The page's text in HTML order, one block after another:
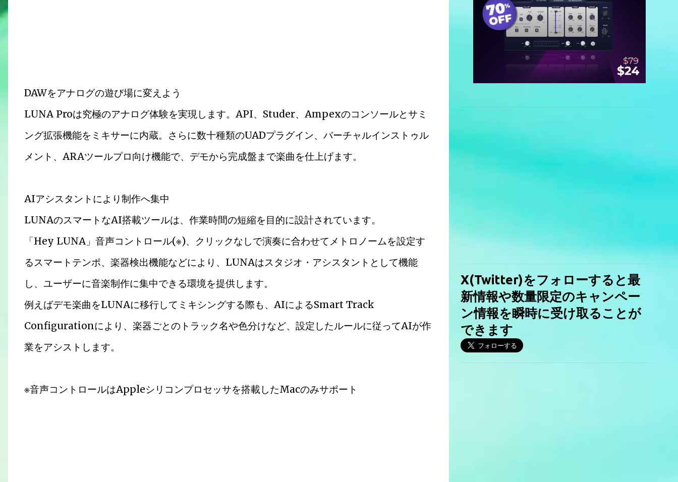
DAWをアナログの遊び場に変えよう
LUNA Proは究極のアナログ体験を実現します。API、Studer、Ampexのコンソールとサミ
ング拡張機能をミキサーに内蔵。さらに数十種類のUADプラグイン、バーチャルインストゥル
メント、ARAツールプロ向け機能で、デモから完成盤まで楽曲を仕上げます。
AIアシスタントにより制作へ集中
LUNAのスマートなAI搭載ツールは、作業時間の短縮を目的に設計されています。
「Hey LUNA」音声コントロール(※)、クリックなしで演奏に合わせてメトロノームを設定す
るスマートテンポ、楽器検出機能などにより、LUNAはスタジオ・アシスタントとして機能
し、ユーザーに音楽制作に集中できる環境を提供します。
例えばデモ楽曲をLUNAに移行してミキシングする際も、AIによるSmart Track
Configurationにより、楽器ごとのトラック名や色分けなど、設定したルールに従ってAIが作
業をアシストします。
※音声コントロールはAppleシリコンプロセッサを搭載したMacのみサポート
X(Twitter)をフォローすると最
新情報や数量限定のキャンペー
ン情報を瞬時に受け取ることが
できます